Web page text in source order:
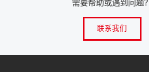
需要帮助或遇到问题？
联系我们